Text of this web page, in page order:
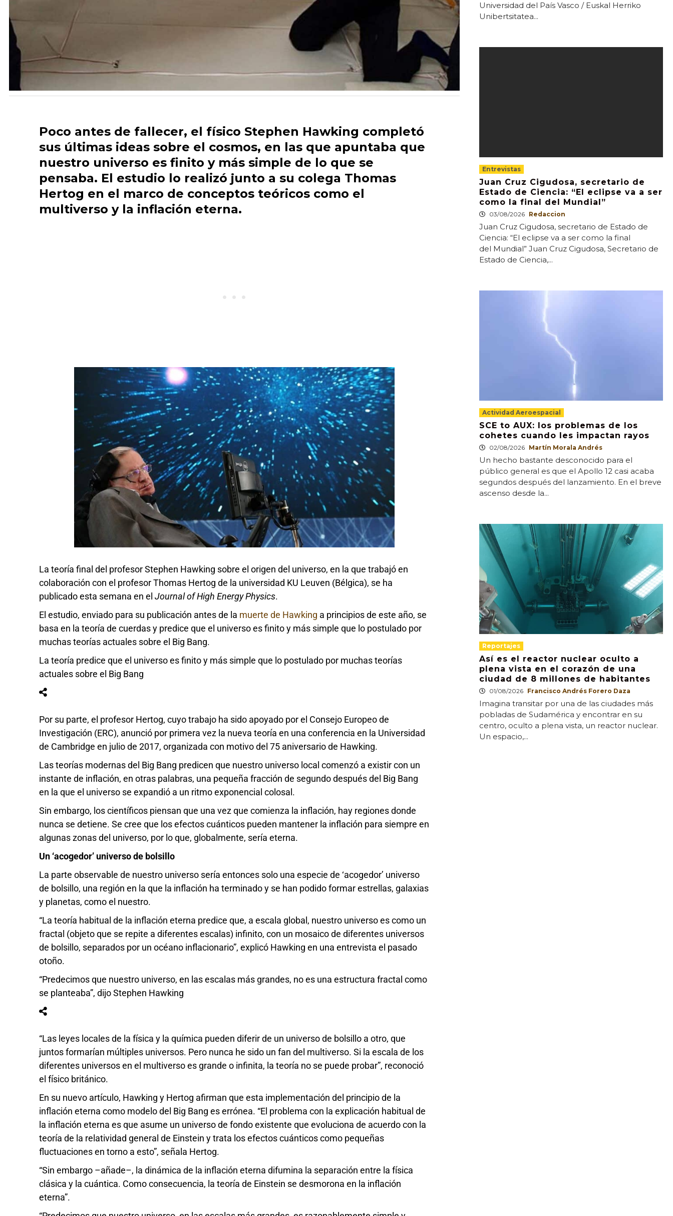
Poco antes de fallecer, el físico Stephen Hawking completó
sus últimas ideas sobre el cosmos, en las que apuntaba que
nuestro universo es finito y más simple de lo que se
pensaba. El estudio lo realizó junto a su colega Thomas
Hertog en el marco de conceptos teóricos como el
multiverso y la inflación eterna.
La teoría final del profesor Stephen Hawking sobre el origen del universo, en la que trabajó en
colaboración con el profesor Thomas Hertog de la universidad KU Leuven (Bélgica), se ha
publicado esta semana en elJournal of High Energy Physics.
El estudio, enviado para su publicación antes de la muerte de Hawking a principios de este año, se
basa en la teoría de cuerdas y predice que el universo es finito y más simple que lo postulado por
muchas teorías actuales sobre el Big Bang.
La teoría predice que el universo es finito y más simple que lo postulado por muchas teorías
actuales sobre el Big Bang
Por su parte, el profesor Hertog, cuyo trabajo ha sido apoyado por el Consejo Europeo de
Investigación (ERC), anunció por primera vez la nueva teoría en una conferencia en la Universidad
de Cambridge en julio de 2017, organizada con motivo del 75 aniversario de Hawking.
Las teorías modernas del Big Bang predicen que nuestro universo local comenzó a existir con un
instante de inflación, en otras palabras, una pequeña fracción de segundo después del Big Bang
en la que el universo se expandió a un ritmo exponencial colosal.
Sin embargo, los científicos piensan que una vez que comienza la inflación, hay regiones donde
nunca se detiene. Se cree que los efectos cuánticos pueden mantener la inflación para siempre en
algunas zonas del universo, por lo que, globalmente, sería eterna.
Un ‘acogedor’ universo de bolsillo
La parte observable de nuestro universo sería entonces solo una especie de ‘acogedor’ universo
de bolsillo, una región en la que la inflación ha terminado y se han podido formar estrellas, galaxias
y planetas, como el nuestro.
“La teoría habitual de la inflación eterna predice que, a escala global, nuestro universo es como un
fractal (objeto que se repite a diferentes escalas) infinito, con un mosaico de diferentes universos
de bolsillo, separados por un océano inflacionario”, explicó Hawking en una entrevista el pasado
otoño.
“Predecimos que nuestro universo, en las escalas más grandes, no es una estructura fractal como
se planteaba”, dijo Stephen Hawking
“Las leyes locales de la física y la química pueden diferir de un universo de bolsillo a otro, que
juntos formarían múltiples universos. Pero nunca he sido un fan del multiverso. Si la escala de los
diferentes universos en el multiverso es grande o infinita, la teoría no se puede probar”, reconoció
el físico británico.
En su nuevo artículo, Hawking y Hertog afirman que esta implementación del principio de la
inflación eterna como modelo del Big Bang es errónea. “El problema con la explicación habitual de
la inflación eterna es que asume un universo de fondo existente que evoluciona de acuerdo con la
teoría de la relatividad general de Einstein y trata los efectos cuánticos como pequeñas
fluctuaciones en torno a esto”, señala Hertog.
“Sin embargo –añade–, la dinámica de la inflación eterna difumina la separación entre la física
clásica y la cuántica. Como consecuencia, la teoría de Einstein se desmorona en la inflación
eterna”.
Universidad del País Vasco / Euskal Herriko
Unibertsitatea...
Entrevistas
Juan Cruz Cigudosa, secretario de
Estado de Ciencia: “El eclipse va a ser
como la final del Mundial”
03/08/2026 Redaccion
Juan Cruz Cigudosa, secretario de Estado de
Ciencia: “El eclipse va a ser como la final
del Mundial” Juan Cruz Cigudosa, Secretario de
Estado de Ciencia,...
Actividad Aeroespacial
SCE to AUX: los problemas de los
cohetes cuando les impactan rayos
02/08/2026 Martín Morala Andrés
Un hecho bastante desconocido para el
público general es que el Apollo 12 casi acaba
segundos después del lanzamiento. En el breve
ascenso desde la...
Reportajes
Así es el reactor nuclear oculto a
plena vista en el corazón de una
ciudad de 8 millones de habitantes
01/08/2026 Francisco Andrés Forero Daza
Imagina transitar por una de las ciudades más
pobladas de Sudamérica y encontrar en su
centro, oculto a plena vista, un reactor nuclear.
Un espacio,...